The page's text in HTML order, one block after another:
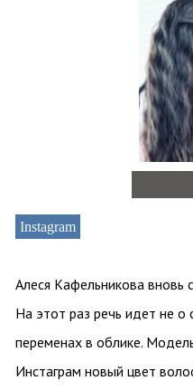
Instagram
Алеся Кафельникова вновь
На этот раз речь идет не о
переменах в облике.
Инстаграм новый цвет